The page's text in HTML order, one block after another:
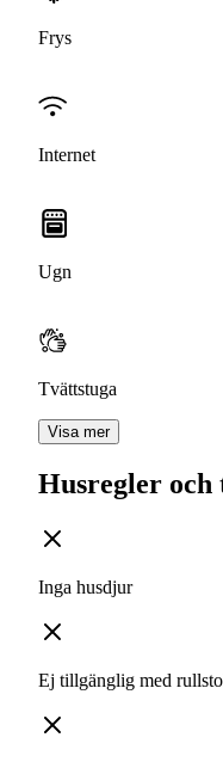
Frys
Internet
Ugn
Tvättstuga
Visa mer
Husregler
Inga husdjur
Ej tillgänglig med